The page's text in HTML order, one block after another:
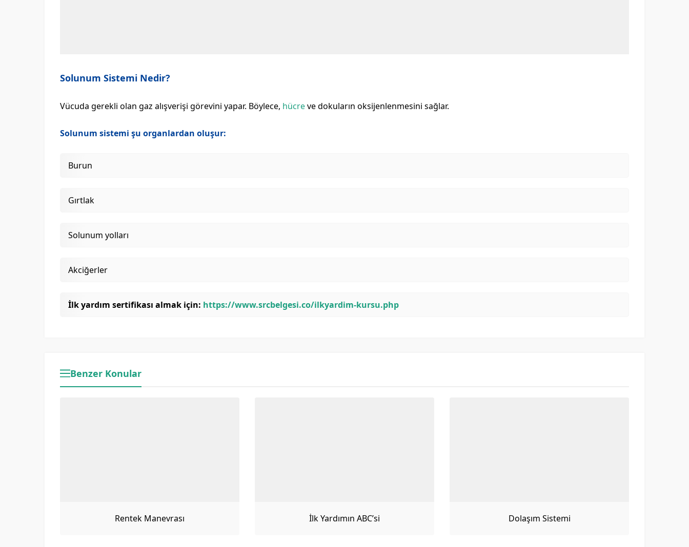
Solunum Sistemi Nedir?
Vücuda gerekli olan gaz alışverişi görevini yapar. Böylece, hücreve dokuların oksijenlenmesini sağlar.
Solunum sistemi şu organlardan oluşur:
Burun
Gırtlak
Solunum yolları
Akciğerler
İlk yardım sertifikası almak için: https://www.srcbelgesi.co/ilkyardim-kursu.php
Benzer Konular
Rentek Manevrası İlk Yardımın ABC’si Dolaşım Sistemi